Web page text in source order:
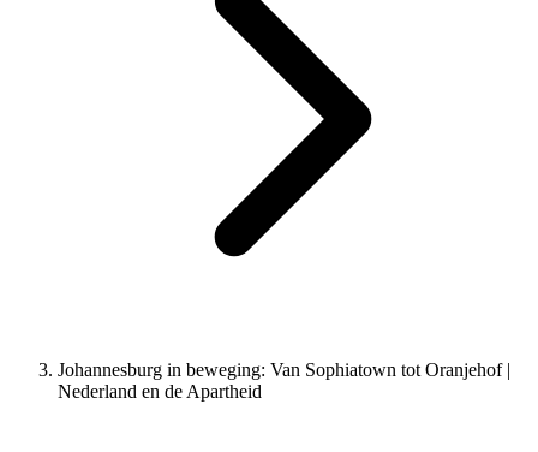
Johannesburg in beweging: Van Sophiatown tot Oranjehof |
Nederland en de Apartheid